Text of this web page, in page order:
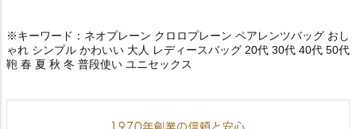
※キーワード：ネオプレーン クロロプレーン ペアレンツバッグ おし
ゃれ シンプル かわいい 大人 レディースバッグ 20代 30代 40代 50代
鞄 春 夏 秋 冬 普段使い ユニセックス